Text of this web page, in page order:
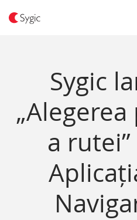
Sygic
a